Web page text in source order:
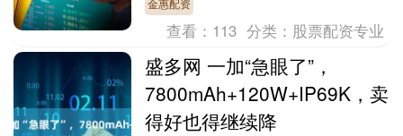
金惠配资
查看： 113 分类： 股票配资专业
盛多网 一加“急眼了”，
7800mAh+120W+IP69K，卖
得好也得继续降